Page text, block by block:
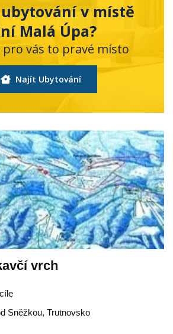
v místě
Malá Úpa?
pro vás to pravé místo
Najít Ubytování
vrch
Sněžkou, Trutnovsko